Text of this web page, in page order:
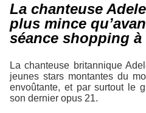
La chanteuse
plus mince
séance shopping
La chanteuse britannique
jeunes stars montantes du
envoûtante, et par surtout le
son dernier opus 21.